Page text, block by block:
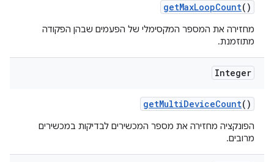
getMaxLoopCount()
מחזירה את המספר המקסימלי של הפעמים שבהן הפקודה
מתוזמנת.
Integer
getMultiDeviceCount()
הפונקציה מחזירה את מספר המכשירים לבדיקות במכשירים
מרובים.